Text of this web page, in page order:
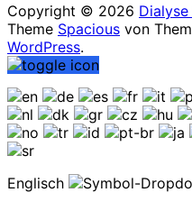
Copyright © 2026 Dialyse
Theme Spacious von
WordPress.
Englisch